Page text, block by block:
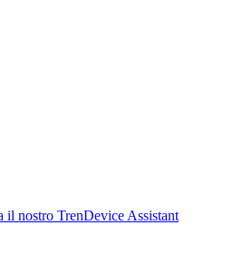
il nostro TrenDevice Assistant